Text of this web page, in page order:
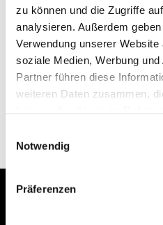
zu können und die Zugriffe
analysieren. Außerdem
Verwendung unserer
soziale Medien, Werbung
Partner führen diese
weiteren Daten zusammen,
Notwendig
Präferenzen